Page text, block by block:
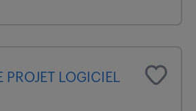
PROJET LOGICIEL